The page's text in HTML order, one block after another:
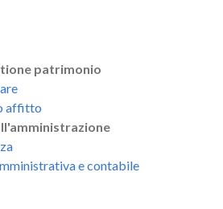
patrimonio
affitto
e contabile